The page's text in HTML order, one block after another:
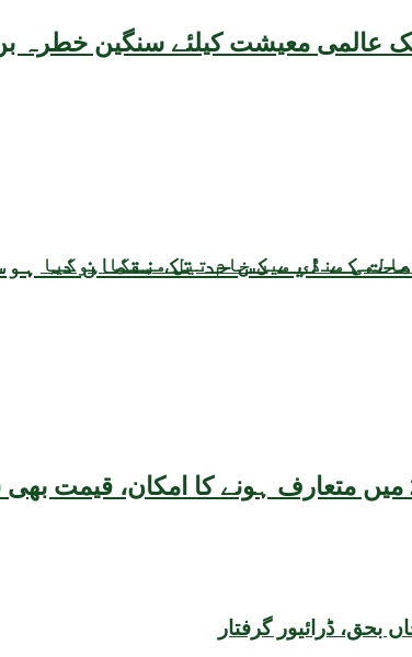
کے لیے کس حد تک نقصان دہ
منڈی میں خام تیل مہنگا ہوگیا
ڈرائیور گرفتار